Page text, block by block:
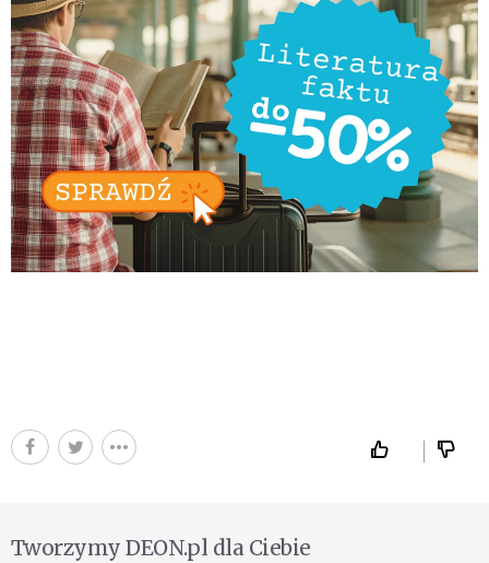
Tworzymy DEON.pl dla Ciebie